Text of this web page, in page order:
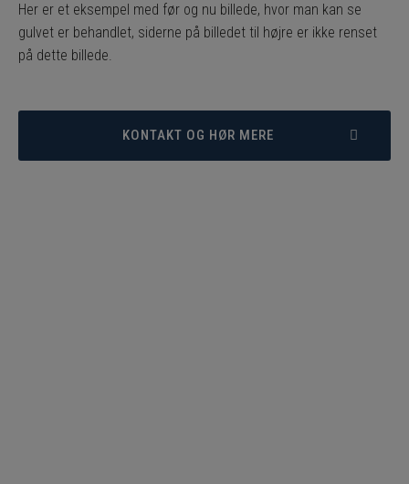
Her er et eksempel med før og nu billede, hvor man kan se
gulvet er behandlet, siderne på billedet til højre er ikke renset
på dette billede.
KONTAKT OG HØR MERE